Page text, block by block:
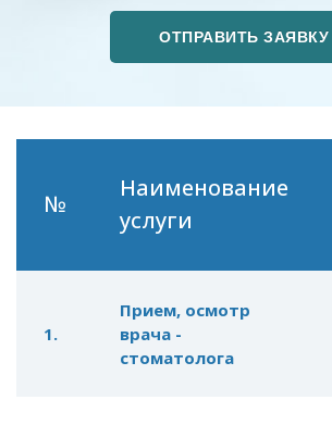
№
Наименование
услуги
1.
Прием, осмотр
врача -
стоматолога